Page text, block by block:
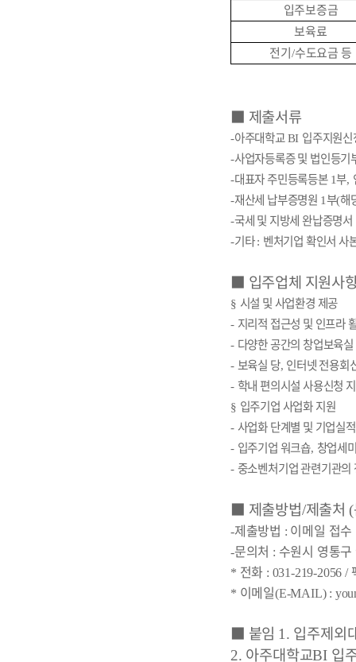
입주보증금
보육료
전기/수도요금 등
■ 제출서류
-아주대학교BI 입주지원
-사업자등록증 및 법인등
-대표자 주민등록등본 1부,
-재산세 납부증명원 1부(해
-국세 및 지방세 완납증명서
-기타: 벤처기업 확인서 사
■ 입주업체 지원사
§ 시설 및 사업환경 제공
- 지리적 접근성 및 인프라
- 다양한 공간의 창업보육
- 보육실 당, 인터넷 전용회
- 학내 편의시설 사용신청
§ 입주기업 사업화 지원
- 사업화 단계별 및 기업실
- 입주기업 워크숍, 창업세
- 중소벤처기업 관련기관의
■ 제출방법/제출처 (
-제출방법 : 이메일 접수
-문의처 : 수원시 영통
* 전화 : 031-219-2056 /
* 이메일(E-MAIL) :
■ 붙임 1. 입주제외
2. 아주대학교BI 입